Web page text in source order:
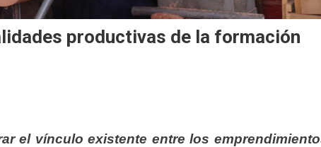
productivas de la formación
el vínculo existente entre los